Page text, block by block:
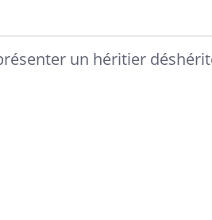
un héritier